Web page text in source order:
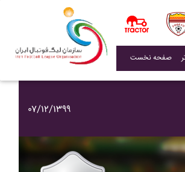
صفحه نخست
۰۷/۱۲/۱۳۹۹